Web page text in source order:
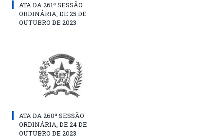
ATA DA 261ª SESSÃO
ORDINÁRIA, DE 25 DE
OUTUBRO DE 2023
ATA DA 260ª SESSÃO
ORDINÁRIA, DE 24 DE
OUTUBRO DE 2023